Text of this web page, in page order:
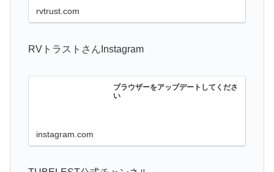
rvtrust.com
RVトラストさんInstagram
ブラウザーをアップデートしてくださ
い
instagram.com